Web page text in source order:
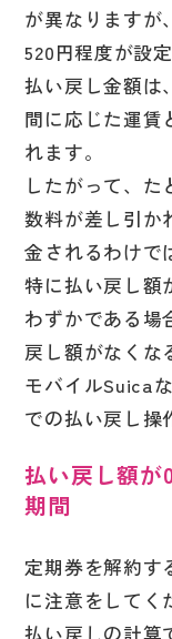
が異なりますが
520円程度が設
払い戻し金額は
間に応じた運賃
れます。
したがって、
数料が差し引か
金されるわけで
特に払い戻し額
わずかである場
戻し額がなくな
モバイルSuica
での払い戻し操
払い戻し額が
期間
定期券を解約す
に注意をしてく
払い戻しの計算